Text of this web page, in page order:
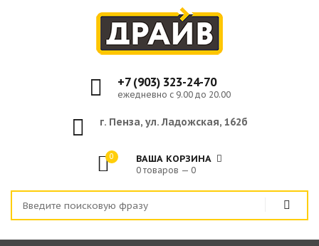
+7 (903) 323-24-70
ежедневно с 9.00 до 20.00
г. Пенза, ул. Ладожская, 162б
0 ВАША КОРЗИНА
0 товаров — 0